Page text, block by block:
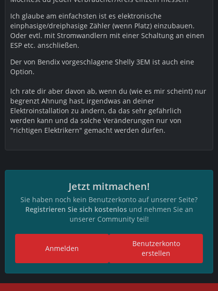
Ich glaube am einfachsten ist es elektronische
einphasige/dreiphasige Zähler (wenn Platz) einzubauen.
Oder evtl. mit Stromwandlern mit einer Schaltung an einen
ESP etc. anschließen.
Der von Bendix vorgeschlagene Shelly 3EM ist auch eine
Option.
Ich rate dir aber davon ab, wenn du (wie es mir scheint) nur
begrenzt Ahnung hast, irgendwas an deiner
Elektroinstallation zu ändern, da das sehr gefährlich
werden kann und da solche Veränderungen nur von
"richtigen Elektrikern" gemacht werden dürfen.
Jetzt mitmachen!
Sie haben noch kein Benutzerkonto auf unserer Seite?
Registrieren Sie sich kostenlosund nehmen Sie an
unserer Community teil!
Benutzerkonto
erstellen
Anmelden